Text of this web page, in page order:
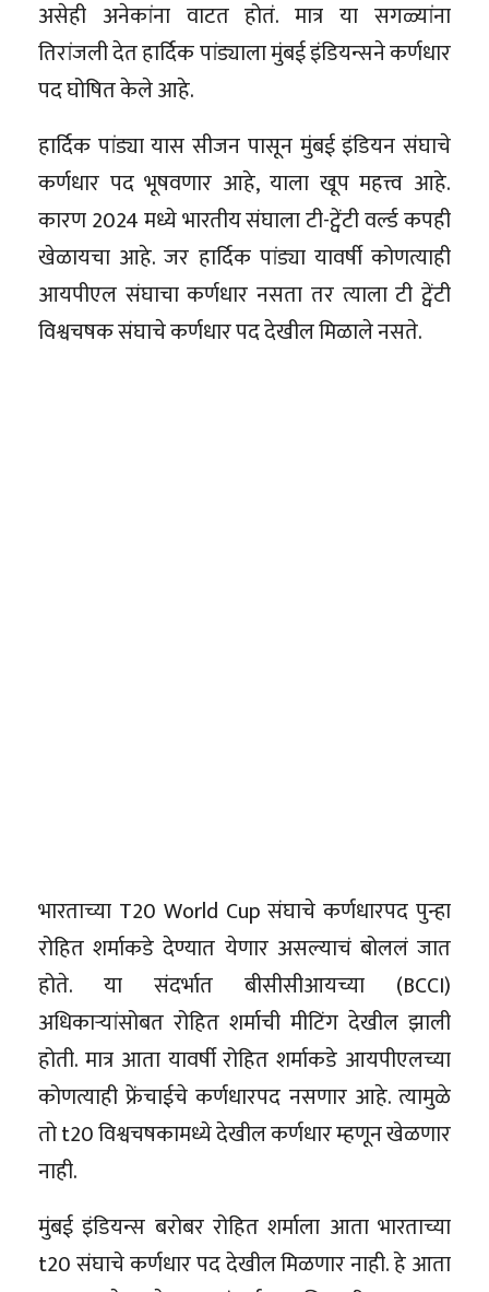
असेही अनेकांना वाटत होतं. मात्र या सगळ्यांना
तिरांजली देत हार्दिक पांड्याला मुंबई इंडियन्सने कर्णधार
पद घोषित केले आहे.
हार्दिक पांड्या यास सीजन पासून मुंबई इंडियन संघाचे
कर्णधार पद भूषवणार आहे, याला खूप महत्त्व आहे.
कारण 2024 मध्ये भारतीय संघाला टी-ट्वेंटी वर्ल्ड कपही
खेळायचा आहे. जर हार्दिक पांड्या यावर्षी कोणत्याही
आयपीएल संघाचा कर्णधार नसता तर त्याला टी ट्वेंटी
विश्वचषक संघाचे कर्णधार पद देखील मिळाले नसते.
भारताच्या T20 World Cup संघाचे कर्णधारपद पुन्हा
रोहित शर्माकडे देण्यात येणार असल्याचं बोललं जात
होते. या संदर्भात बीसीसीआयच्या (BCCI)
अधिकाऱ्यांसोबत रोहित शर्माची मीटिंग देखील झाली
होती. मात्र आता यावर्षी रोहित शर्माकडे आयपीएलच्या
कोणत्याही फ्रेंचाईचे कर्णधारपद नसणार आहे. त्यामुळे
तो t20 विश्वचषकामध्ये देखील कर्णधार म्हणून खेळणार
नाही.
मुंबई इंडियन्स बरोबर रोहित शर्माला आता भारताच्या
t20 संघाचे कर्णधार पद देखील मिळणार नाही. हे आता